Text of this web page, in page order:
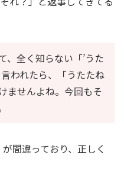
、全く知らない「’うた
われたら、「うたたね
ませんよね。今回もそ
が間違っており、正しく